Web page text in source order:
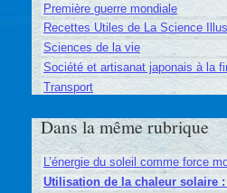
Première guerre mondiale
Recettes Utiles de La Science
Sciences de la vie
Société et artisanat japonais à la
Transport
Dans la même rubrique
L’énergie du soleil comme force
Utilisation de la chaleur solaire